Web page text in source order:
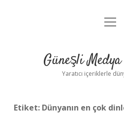
Anasayfa
Yasal
Güneşli
Yaratıcı içeriklerle
Etiket: Dünyanın en çok